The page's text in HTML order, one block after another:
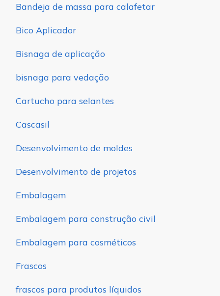
Bandeja de massa para calafetar
Bico Aplicador
Bisnaga de aplicação
bisnaga para vedação
Cartucho para selantes
Cascasil
Desenvolvimento de moldes
Desenvolvimento de projetos
Embalagem
Embalagem para construção civil
Embalagem para cosméticos
Frascos
frascos para produtos líquidos